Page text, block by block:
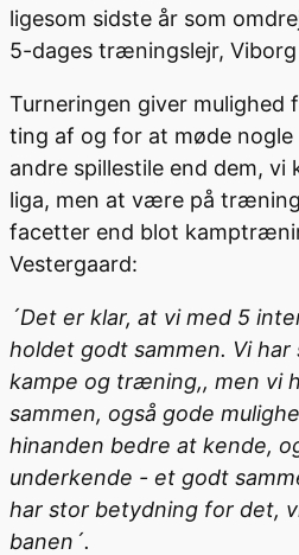
ligesom sidste år som
5-dages træningslejr, Viborg
Turneringen giver mulighed
ting af og for at møde
andre spillestile end dem, vi
liga, men at være på
facetter end blot
Vestergaard:
´Det er klar, at vi med 5
holdet godt sammen. Vi
kampe og træning,, men vi
sammen, også gode
hinanden bedre at kende,
underkende - et godt
har stor betydning for det,
banen´.